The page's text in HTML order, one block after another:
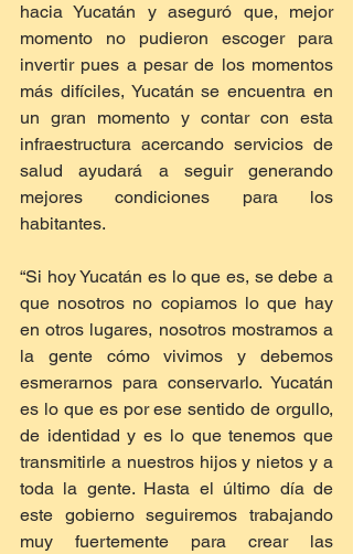
hacia Yucatán y aseguró que, mejor
momento no pudieron escoger para
invertir pues a pesar de los momentos
más difíciles, Yucatán se encuentra en
un gran momento y contar con esta
infraestructura acercando servicios de
salud ayudará a seguir generando
mejores condiciones para los
habitantes.
“Si hoy Yucatán es lo que es, se debe a
que nosotros no copiamos lo que hay
en otros lugares, nosotros mostramos a
la gente cómo vivimos y debemos
esmerarnos para conservarlo. Yucatán
es lo que es por ese sentido de orgullo,
de identidad y es lo que tenemos que
transmitirle a nuestros hijos y nietos y a
toda la gente. Hasta el último día de
este gobierno seguiremos trabajando
muy fuertemente para crear las